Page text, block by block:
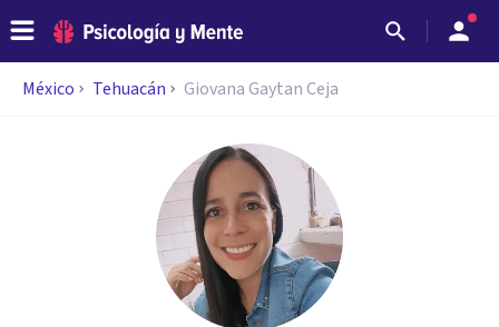
México Tehuacán Giovana Gaytan Ceja